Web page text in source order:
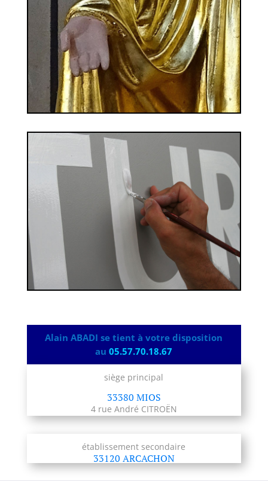
Alain ABADI se tient à votre disposition
au05.57.70.18.67
siège principal
33380 MIOS
4 rue André CITROËN
établissement secondaire
33120 ARCACHON